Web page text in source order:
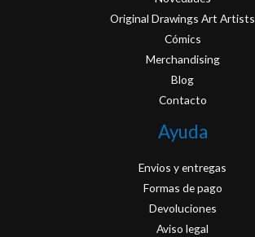
Original Drawings Art Artists
Cómics
Merchandising
Blog
Contacto
Ayuda
Envios y entregas
Formas de pago
Devoluciones
Aviso legal